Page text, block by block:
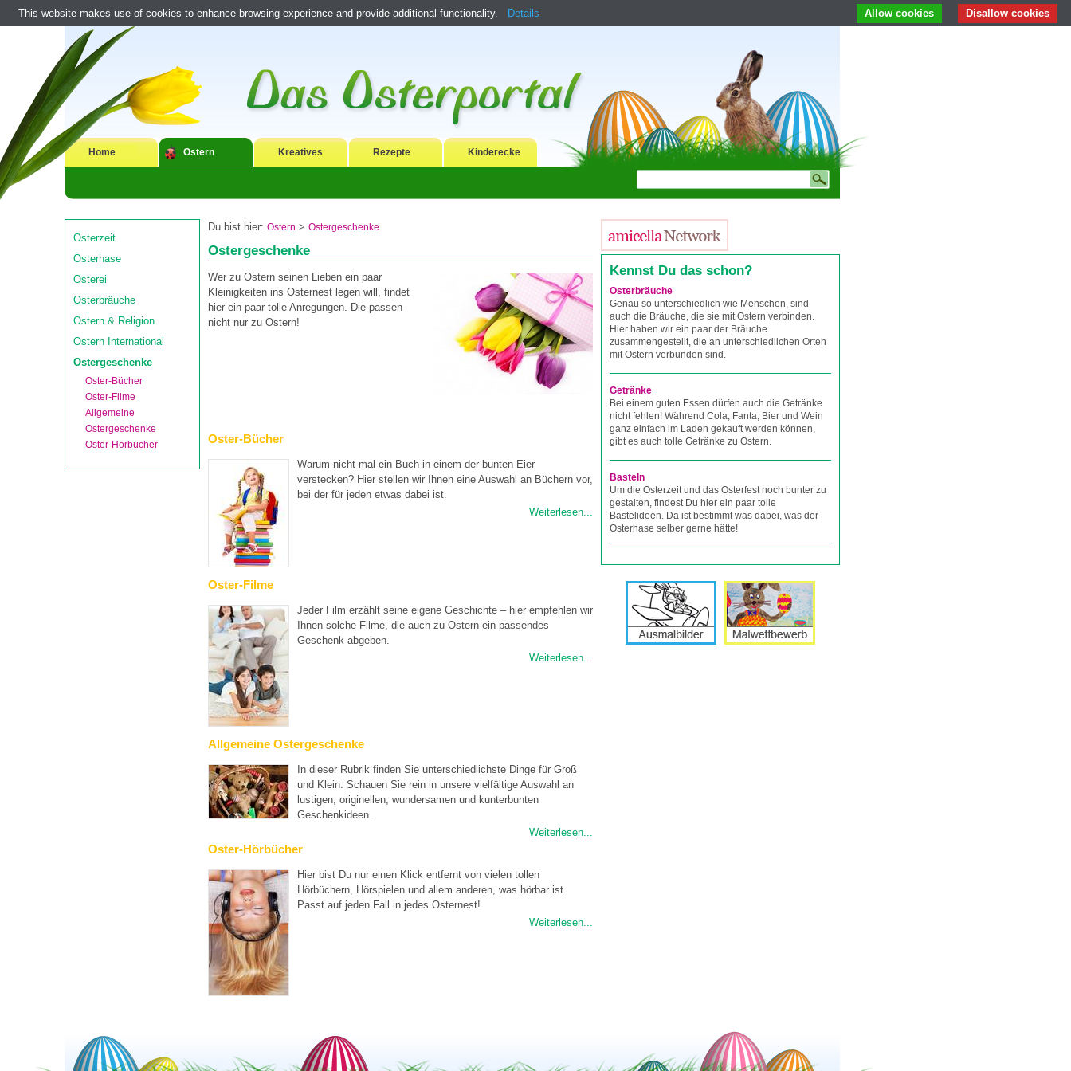
Home Ostern Kreatives Rezepte Kinderecke
Osterzeit
Osterhase
Osterei
Osterbräuche
Ostern & Religion
Ostern International
Ostergeschenke
Oster-Bücher
Oster-Filme
Allgemeine
Ostergeschenke
Oster-Hörbücher
Du bist hier: Ostern > Ostergeschenke
Ostergeschenke
Wer zu Ostern seinen Lieben ein paar
Kleinigkeiten ins Osternest legen will, findet
hier ein paar tolle Anregungen. Die passen
nicht nur zu Ostern!
Oster-Bücher
Warum nicht mal ein Buch in einem der bunten Eier
verstecken? Hier stellen wir Ihnen eine Auswahl an Büchern vor,
bei der für jeden etwas dabei ist.
Weiterlesen...
Oster-Filme
Jeder Film erzählt seine eigene Geschichte – hier empfehlen wir
Ihnen solche Filme, die auch zu Ostern ein passendes
Geschenk abgeben.
Weiterlesen...
Allgemeine Ostergeschenke
In dieser Rubrik finden Sie unterschiedlichste Dinge für Groß
und Klein. Schauen Sie rein in unsere vielfältige Auswahl an
lustigen, originellen, wundersamen und kunterbunten
Geschenkideen.
Weiterlesen...
Oster-Hörbücher
Hier bist Du nur einen Klick entfernt von vielen tollen
Hörbüchern, Hörspielen und allem anderen, was hörbar ist.
Passt auf jeden Fall in jedes Osternest!
Weiterlesen...
Kennst Du das schon?
Osterbräuche
Genau so unterschiedlich wie Menschen, sind
auch die Bräuche, die sie mit Ostern verbinden.
Hier haben wir ein paar der Bräuche
zusammengestellt, die an unterschiedlichen Orten
mit Ostern verbunden sind.
Getränke
Bei einem guten Essen dürfen auch die Getränke
nicht fehlen! Während Cola, Fanta, Bier und Wein
ganz einfach im Laden gekauft werden können,
gibt es auch tolle Getränke zu Ostern.
Basteln
Um die Osterzeit und das Osterfest noch bunter zu
gestalten, findest Du hier ein paar tolle
Bastelideen. Da ist bestimmt was dabei, was der
Osterhase selber gerne hätte!
This website makes use of cookies to enhance browsing experience and provide additional functionality. Details Disallow cookies
Allow cookies